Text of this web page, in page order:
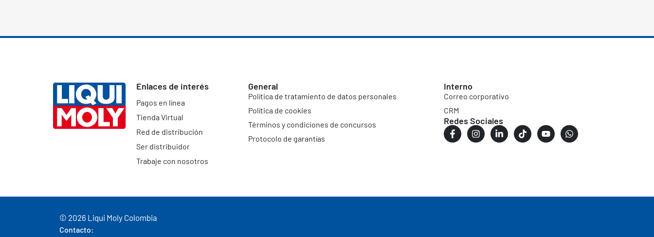
Enlaces de interés
Pagos en línea
Tienda Virtual
Red de distribución
Ser distribuidor
Trabaje con nosotros
General
Política de tratamiento de datos personales
Política de cookies
Términos y condiciones de concursos
Protocolo de garantías
Interno
Correo corporativo
CRM
Redes Sociales
© 2026 Liqui Moly Colombia
Contacto: